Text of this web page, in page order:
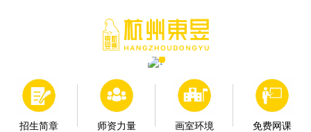
招生简章 师资力量 画室环境 免费网课